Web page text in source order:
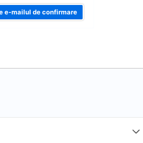
e-mailul de confirmare